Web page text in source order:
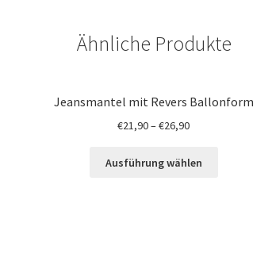
Ähnliche Produkte
Jeansmantel mit Revers Ballonform
€21,90–€26,90
Ausführung wählen